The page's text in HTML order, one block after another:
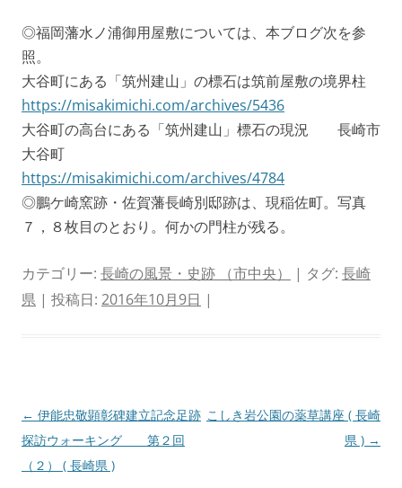
◎福岡藩水ノ浦御用屋敷については、本ブログ次を参
照。
大谷町にある「筑州建山」の標石は筑前屋敷の境界柱
https://misakimichi.com/archives/5436
大谷町の高台にある「筑州建山」標石の現況 長崎市
大谷町
https://misakimichi.com/archives/4784
◎鵬ケ崎窯跡・佐賀藩長崎別邸跡は、現稲佐町。写真
７，８枚目のとおり。何かの門柱が残る。
カテゴリー: 長崎の風景・史跡 （市中央） | タグ: 長崎
県 | 投稿日: 2016年10月9日 |
投
稿
ナ
← 伊能忠敬顕彰碑建立記念足跡
探訪ウォーキング 第２回
（２） ( 長崎県 )
こしき岩公園の薬草講座 ( 長崎
県 ) →